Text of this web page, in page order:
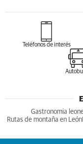
Teléfonos de interés
Gastronomia
Rutas de montaña en León